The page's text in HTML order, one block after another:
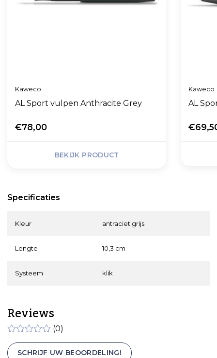
Specificaties
Kleur antraciet grijs
Lengte 10,3 cm
Systeem klik
Kaweco
AL Sport vulpen Anthracite Grey
€78,00
BEKIJK PRODUCT
Kaweco
AL
Reviews
(0)
SCHRIJF UW BEOORDELING!